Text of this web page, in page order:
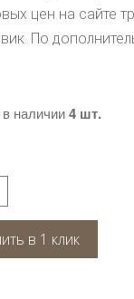
цен на сайте
По
в наличии 4 шт.